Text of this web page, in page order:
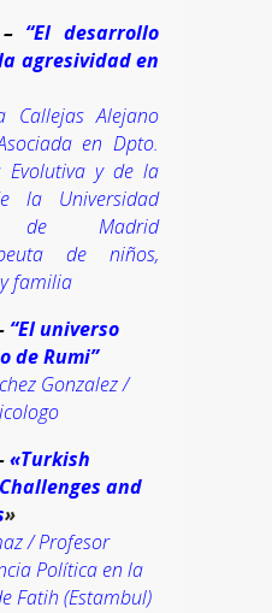
“El desarrollo
agresividad en
Callejas Alejano
en Dpto.
Evolutiva y de la
la Universidad
de Madrid
de niños,
familia
“El universo
de Rumi”
Gonzalez /
«Turkish
and
»
/ Profesor
Política en la
Fatih (Estambul)